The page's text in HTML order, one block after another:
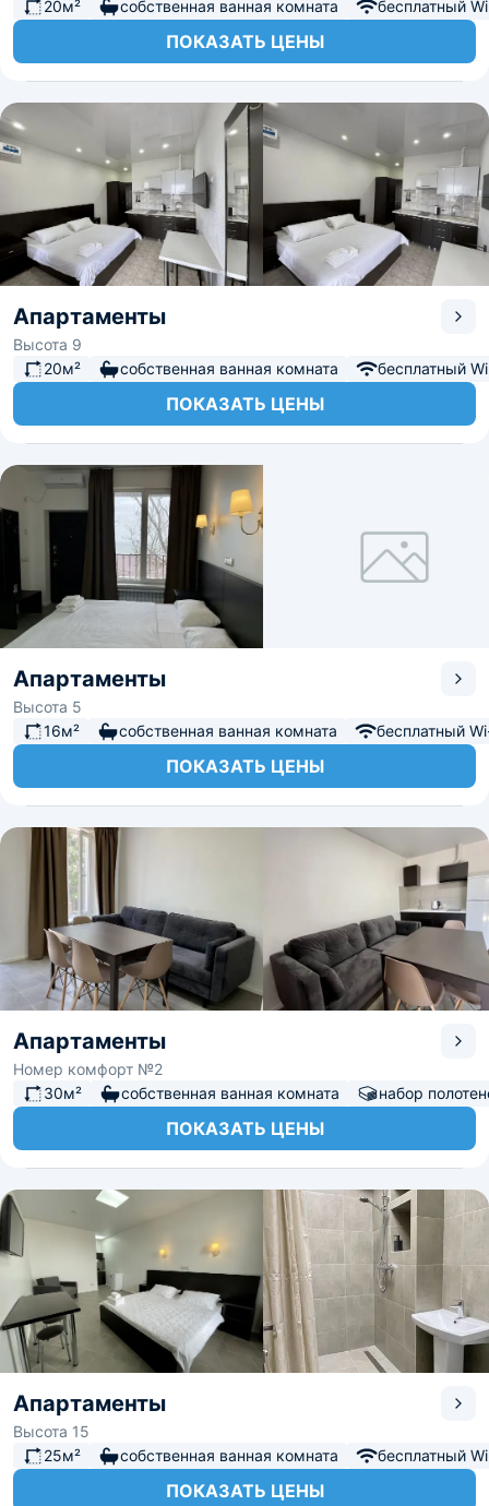
20м² собственная ванная комната бесплатный
ПОКАЗАТЬ ЦЕНЫ
Апартаменты
Высота 9
20м²
собственная ванная комната бесплатный
ПОКАЗАТЬ ЦЕНЫ
Апартаменты
Высота 5
16м²
собственная ванная комната бесплатный
ПОКАЗАТЬ ЦЕНЫ
Апартаменты
Номер комфорт №2
30м²
собственная ванная комната набор
ПОКАЗАТЬ ЦЕНЫ
Апартаменты
Высота 15
25м²
собственная ванная комната бесплатный
ПОКАЗАТЬ ЦЕНЫ